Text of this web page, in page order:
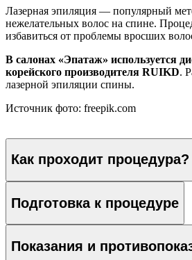
Лазерная эпиляция — популярный
нежелательных волос на спине.
избавиться от проблемы вросших
В салонах «Эпатаж» используется
корейского производителя RUIKD.
лазерной эпиляции спины.
Источник фото: freepik.com
Как проходит процедура?
Подготовка к процедуре
Показания и